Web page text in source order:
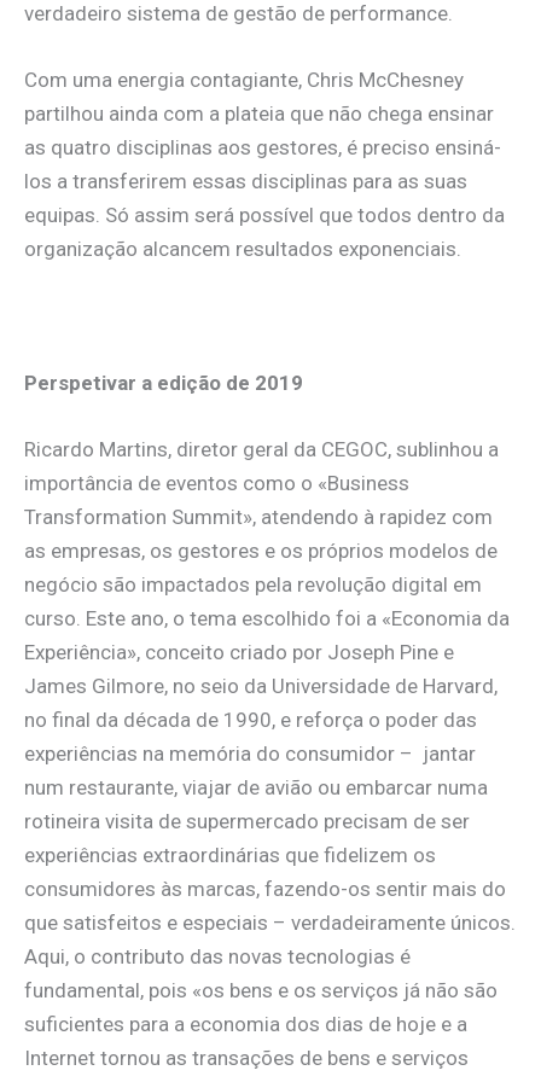
verdadeiro sistema de gestão de performance.
Com uma energia contagiante, Chris McChesney
partilhou ainda com a plateia que não chega ensinar
as quatro disciplinas aos gestores, é preciso ensiná-
los a transferirem essas disciplinas para as suas
equipas. Só assim será possível que todos dentro da
organização alcancem resultados exponenciais.
Perspetivar a edição de 2019
Ricardo Martins, diretor geral da CEGOC, sublinhou a
importância de eventos como o «Business
Transformation Summit», atendendo à rapidez com
as empresas, os gestores e os próprios modelos de
negócio são impactados pela revolução digital em
curso. Este ano, o tema escolhido foi a «Economia da
Experiência», conceito criado por Joseph Pine e
James Gilmore, no seio da Universidade de Harvard,
no final da década de 1990, e reforça o poder das
experiências na memória do consumidor – jantar
num restaurante, viajar de avião ou embarcar numa
rotineira visita de supermercado precisam de ser
experiências extraordinárias que fidelizem os
consumidores às marcas, fazendo-os sentir mais do
que satisfeitos e especiais – verdadeiramente únicos.
Aqui, o contributo das novas tecnologias é
fundamental, pois «os bens e os serviços já não são
suficientes para a economia dos dias de hoje e a
Internet tornou as transações de bens e serviços